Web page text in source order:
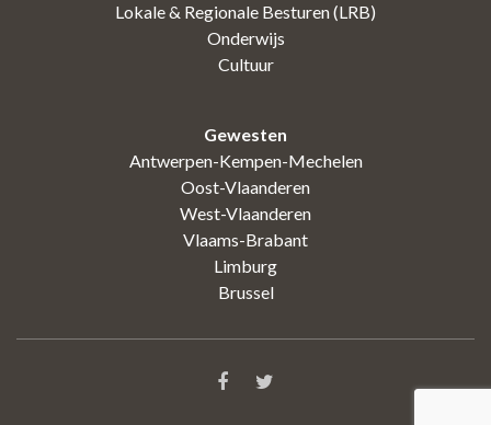
Lokale & Regionale Besturen (LRB)
Onderwijs
Cultuur
Gewesten
Antwerpen-Kempen-Mechelen
Oost-Vlaanderen
West-Vlaanderen
Vlaams-Brabant
Limburg
Brussel